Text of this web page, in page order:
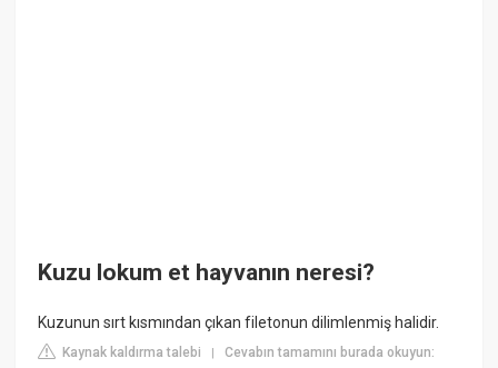
Kuzu lokum et hayvanın neresi?
Kuzunun sırt kısmından çıkan filetonun dilimlenmiş halidir.
Kaynak kaldırma talebi |Cevabın tamamını burada okuyun: